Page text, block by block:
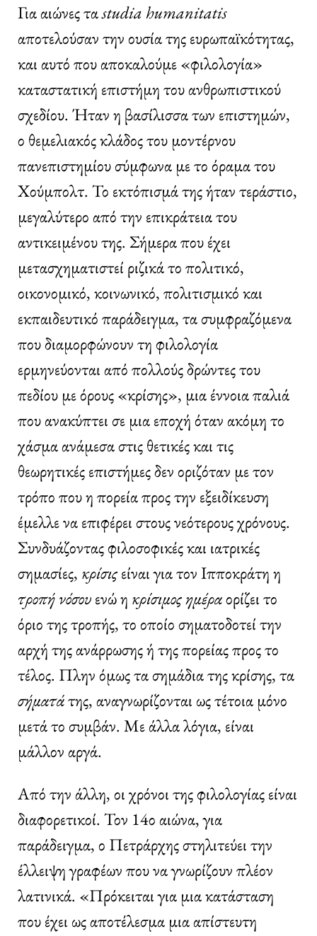
Για αιώνες ταstudia humanitatis
αποτελούσαν την ουσία της ευρωπαϊκότητας,
και αυτό που αποκαλούμε «φιλολογία»
καταστατική επιστήμη του ανθρωπιστικού
σχεδίου. Ήταν η βασίλισσα των επιστημών,
ο θεμελιακός κλάδος του μοντέρνου
πανεπιστημίου σύμφωνα με το όραμα του
Χούμπολτ. Το εκτόπισμά της ήταν τεράστιο,
μεγαλύτερο από την επικράτεια του
αντικειμένου της. Σήμερα που έχει
μετασχηματιστεί ριζικά το πολιτικό,
οικονομικό, κοινωνικό, πολιτισμικό και
εκπαιδευτικό παράδειγμα, τα συμφραζόμενα
που διαμορφώνουν τη φιλολογία
ερμηνεύονται από πολλούς δρώντες του
πεδίου με όρους «κρίσης», μια έννοια παλιά
που ανακύπτει σε μια εποχή όταν ακόμη το
χάσμα ανάμεσα στις θετικές και τις
θεωρητικές επιστήμες δεν οριζόταν με τον
τρόπο που η πορεία προς την εξειδίκευση
έμελλε να επιφέρει στους νεότερους χρόνους.
Συνδυάζοντας φιλοσοφικές και ιατρικές
σημασίες, κρίσιςείναι για τον Ιπποκράτη η
τροπή νόσουενώ η κρίσιμος ημέραορίζει το
όριο της τροπής, το οποίο σηματοδοτεί την
αρχή της ανάρρωσης ή της πορείας προς το
τέλος. Πλην όμως τα σημάδια της κρίσης, τα
σήματάτης, αναγνωρίζονται ως τέτοια μόνο
μετά το συμβάν. Με άλλα λόγια, είναι
μάλλον αργά.
Από την άλλη, οι χρόνοι της φιλολογίας είναι
διαφορετικοί. Τον 14ο αιώνα, για
παράδειγμα, ο Πετράρχης στηλιτεύει την
έλλειψη γραφέων που να γνωρίζουν πλέον
λατινικά. «Πρόκειται για μια κατάσταση
που έχει ως αποτέλεσμα μια απίστευτη